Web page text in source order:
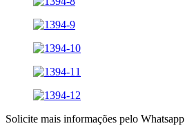
Solicite mais informações pelo Whatsapp